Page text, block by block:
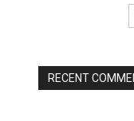
RECENT